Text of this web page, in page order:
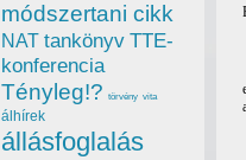
módszertani cikk
NAT tankönyv TTE-
konferencia
Tényleg!? törvény vita
álhírek
állásfoglalás